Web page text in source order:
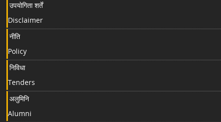
उपयोगिता शर्तें
Disclaimer
नीति
Policy
निविधा
Tenders
अलुमिनि
Alumni